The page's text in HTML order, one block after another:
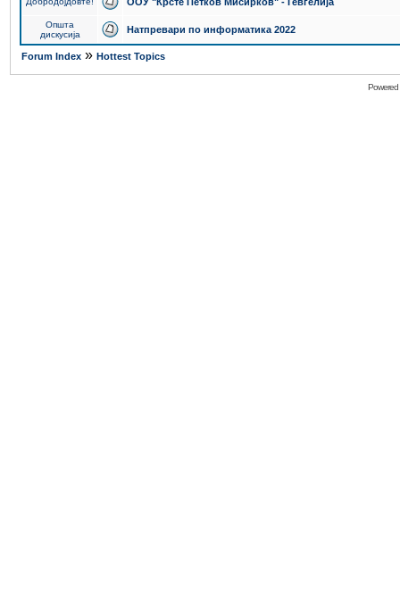
Општа
дискусија
Натпревари по информатика 2022
Forum Index » Hottest Topics